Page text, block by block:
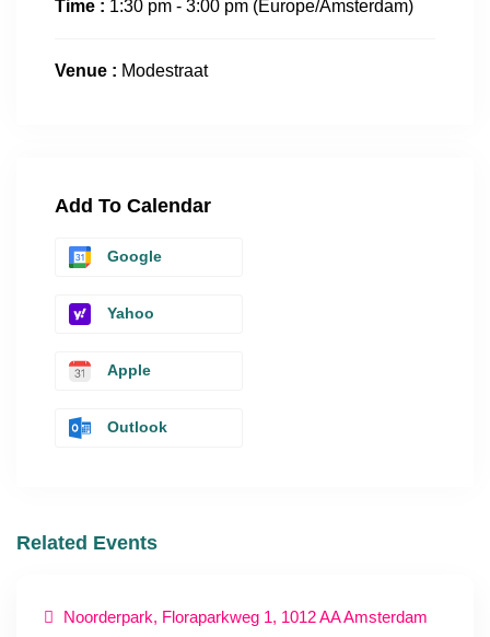
Time : 1:30 pm - 3:00 pm (Europe/Amsterdam)
Venue : Modestraat
Add To Calendar
Google
Yahoo
Apple
Outlook
Related Events
Noorderpark, Floraparkweg 1, 1012 AA Amsterdam